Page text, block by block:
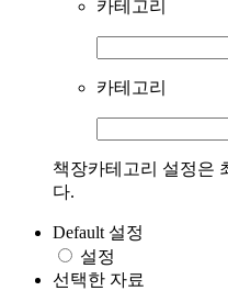
카테고리
카테고리
책장카테고리 설정은
다.
Default 설정
설정
선택한 자료